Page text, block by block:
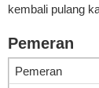
kembali pulang
Pemeran
Pemeran